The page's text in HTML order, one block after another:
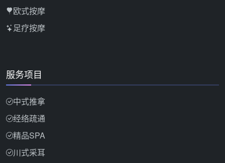
欧式按摩
足疗按摩
服务项目
中式推拿
经络疏通
精品SPA
川式采耳